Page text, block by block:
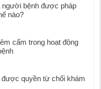
người bệnh được pháp
nào?
cấm trong hoạt động
quyền từ chối khám